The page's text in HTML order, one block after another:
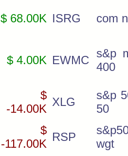
$ 68.00K ISRG com
$ 4.00K EWMC
s&p
400
$
-14.00K
XLG
s&p
50
$
-117.00K
RSP
wgt